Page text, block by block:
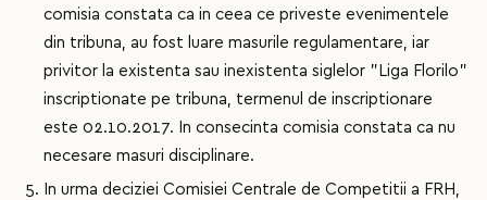
comisia constata ca in ceea ce priveste evenimentele
din tribuna, au fost luare masurile regulamentare, iar
privitor la existenta sau inexistenta siglelor "Liga Florilo"
inscriptionate pe tribuna, termenul de inscriptionare
este 02.10.2017. In consecinta comisia constata ca nu
necesare masuri disciplinare.
In urma deciziei Comisiei Centrale de Competitii a FRH,